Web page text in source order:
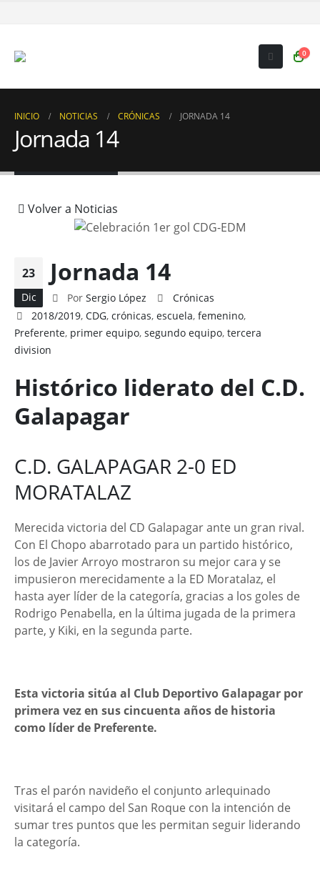
0
INICIO NOTICIAS CRÓNICAS JORNADA 14
Jornada 14
Volver a Noticias
23
Dic
Jornada 14
Por Sergio López
Crónicas
2018/2019,CDG,crónicas,escuela,femenino,
Preferente, primer equipo, segundo equipo, tercera
division
Histórico liderato del C.D.
Galapagar
C.D. GALAPAGAR 2-0 ED
MORATALAZ
Merecida victoria del CD Galapagar ante un gran rival.
Con El Chopo abarrotado para un partido histórico,
los de Javier Arroyo mostraron su mejor cara y se
impusieron merecidamente a la ED Moratalaz, el
hasta ayer líder de la categoría, gracias a los goles de
Rodrigo Penabella, en la última jugada de la primera
parte, y Kiki, en la segunda parte.
Esta victoria sitúa al Club Deportivo Galapagar por
primera vez en sus cincuenta años de historia
como líder de Preferente.
Tras el parón navideño el conjunto arlequinado
visitará el campo del San Roque con la intención de
sumar tres puntos que les permitan seguir liderando
la categoría.